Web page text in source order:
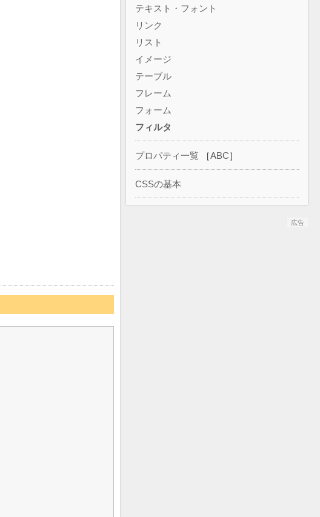
テキスト・フォント
リンク
リスト
イメージ
テーブル
フレーム
フォーム
フィルタ
プロパティ一覧 ［ABC］
CSSの基本
広告